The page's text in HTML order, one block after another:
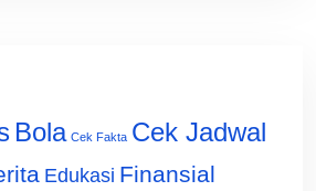
Bola Cek Fakta Cek Jadwal
Edukasi Finansial